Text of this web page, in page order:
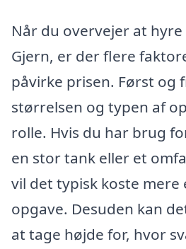
Når du overvejer at
Gjern, er der flere
påvirke prisen. Først og
størrelsen og typen af
rolle. Hvis du har brug
en stor tank eller et
vil det typisk koste mere
opgave. Desuden kan
at tage højde for, hvor